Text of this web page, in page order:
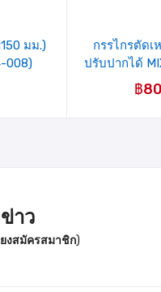
มม.)
008)
กรรไกรตัดเ
ปรับปากได้
฿
าว
ยงสมัครสมาชิก)